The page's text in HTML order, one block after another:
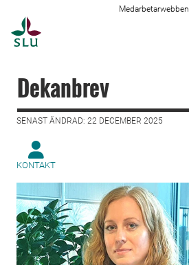
Medarbetarwebben
Dekanbrev
SENAST ÄNDRAD: 22 DECEMBER 2025
KONTAKT